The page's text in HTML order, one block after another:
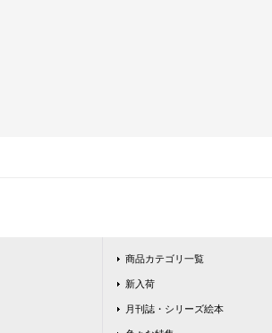
商品カテゴリ一覧
新入荷
月刊誌・シリーズ絵本